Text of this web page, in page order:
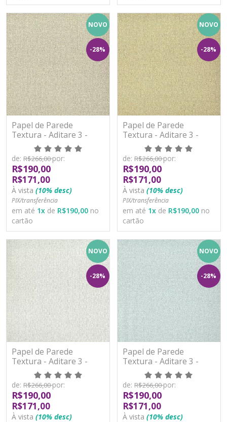
NOVO
-28%
Papel de Parede
Textura - Aditare 3 -
AD300305R - Vinílico
de: R$266,00por:
R$190,00
R$171,00
À vista (10% desc)
PIX/transferência
em até 1x de R$190,00 no
cartão
NOVO
-28%
Papel de Parede
Textura - Aditare 3 -
AD300306R - Vinílico
de: R$266,00por:
R$190,00
R$171,00
À vista (10% desc)
PIX/transferência
em até 1x de R$190,00 no
cartão
NOVO
-28%
Papel de Parede
Textura - Aditare 3 -
AD300307R - Vinílico
de: R$266,00por:
R$190,00
R$171,00
À vista (10% desc)
NOVO
-28%
Papel de Parede
Textura - Aditare 3 -
AD300308R - Vinílico
de: R$266,00por:
R$190,00
R$171,00
À vista (10% desc)